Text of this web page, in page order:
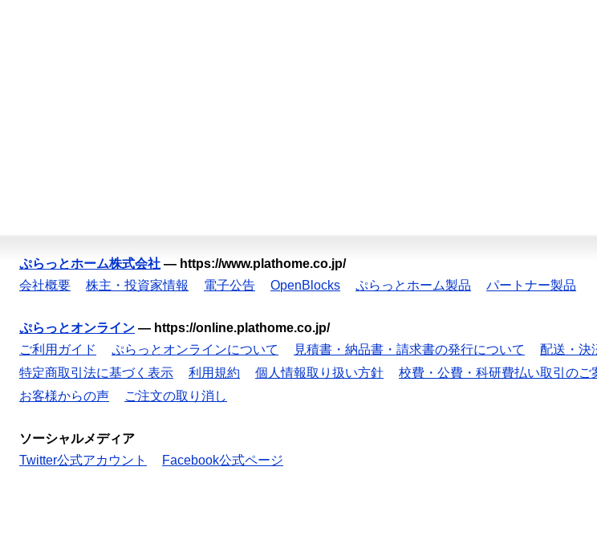
ぷらっとホーム株式会社 — https://www.plathome.co.jp/
会社概要
株主・投資家情報 電子公告 OpenBlocks ぷらっとホーム製品 パートナー製品
ぷらっとオンライン — https://online.plathome.co.jp/
ご利用ガイド
ぷらっとオンラインについて 見積書・納品書・請求書の発行について 配送・決
特定商取引法に基づく表示
利用規約 個人情報取り扱い方針 校費・公費・科研費払い取引のご
お客様からの声
ご注文の取り消し
ソーシャルメディア
Twitter公式アカウント
Facebook公式ページ